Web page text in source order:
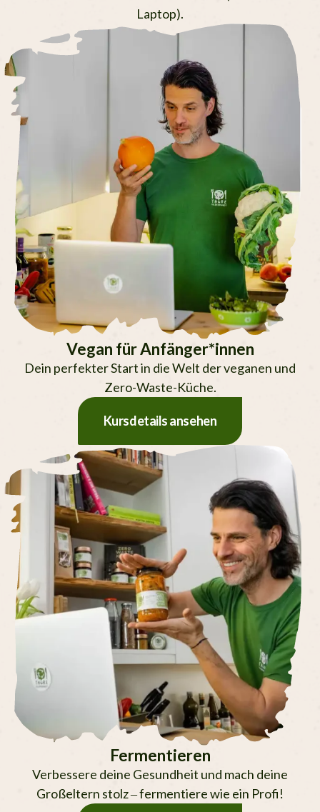
Laptop).
Vegan für Anfänger*innen
Dein perfekter Start in die Welt der veganen und
Zero-Waste-Küche.
Kursdetails ansehen
Fermentieren
Verbessere deine Gesundheit und mach deine
Großeltern stolz – fermentiere wie ein Profi!